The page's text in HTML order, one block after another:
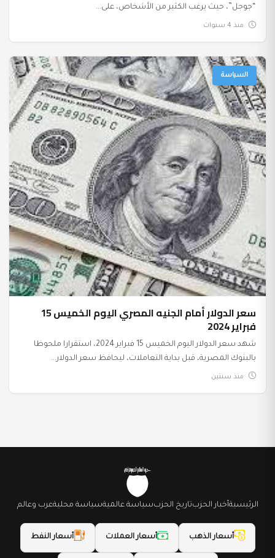
“جوجل”، حيث يرغب الكثير من الأشخاص، على...
منذ 4 سنوات
السياسة
سعر الدولار أمام الجنيه المصري اليوم الخميس 15
فبراير 2024
شهد سعر الدولار اليوم الخميس 15 فبراير 2024، استقرارا ملحوظا
بالبنوك المصرية، قبل بداية التعاملات، ليحافظ سعر الدولار...
منذ سنتين
الرئيسيةأخبار الحزبتاريخ الحزبسياسة عالميةسياسة محليةعرب وعالم
أسعار الذهب أسعار العملات أسعار النفط